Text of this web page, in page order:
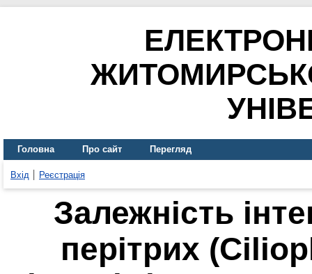
Головна Про сайт Перегляд
Вхід Реєстрація
Залежність
перітрих